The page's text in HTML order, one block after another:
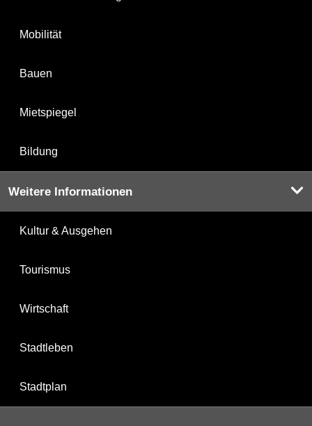
Mobilität
Bauen
Mietspiegel
Bildung
Weitere Informationen
Kultur & Ausgehen
Tourismus
Wirtschaft
Stadtleben
Stadtplan